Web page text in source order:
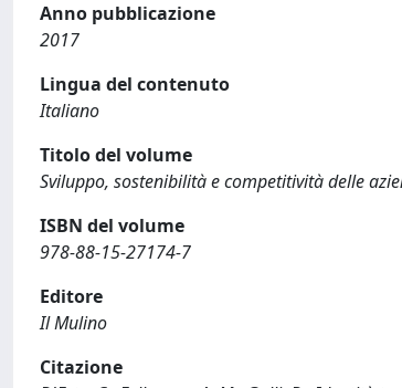
Anno pubblicazione
2017
Lingua del contenuto
Italiano
Titolo del volume
Sviluppo, sostenibilità e competitività delle
ISBN del volume
978-88-15-27174-7
Editore
Il Mulino
Citazione